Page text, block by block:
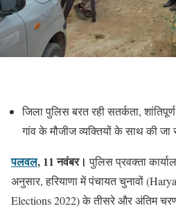
जिला पुलिस बरत रही सतर्कता,
गांव के मौजीज व्यक्तियों के साथ की जा
पलवल, 11 नवंबर। पुलिस प्रवक्ता
अनुसार, हरियाणा में पंचायत चुनावों
Elections 2022) के तीसरे और अंतिम